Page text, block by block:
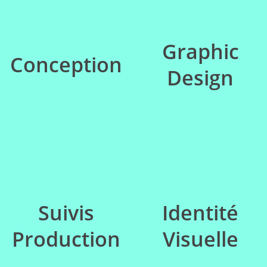
Conception
Graphic
Design
Suivis
Production
Identité
Visuelle